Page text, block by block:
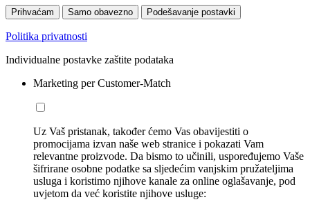
Prihvaćam Samo obavezno Podešavanje postavki
Politika privatnosti
Individualne postavke zaštite podataka
Marketing per Customer-Match
Uz Vaš pristanak, također ćemo Vas obavijestiti o
promocijama izvan naše web stranice i pokazati Vam
relevantne proizvode. Da bismo to učinili, uspoređujemo Vaše
šifrirane osobne podatke sa sljedećim vanjskim pružateljima
usluga i koristimo njihove kanale za online oglašavanje, pod
uvjetom da već koristite njihove usluge: